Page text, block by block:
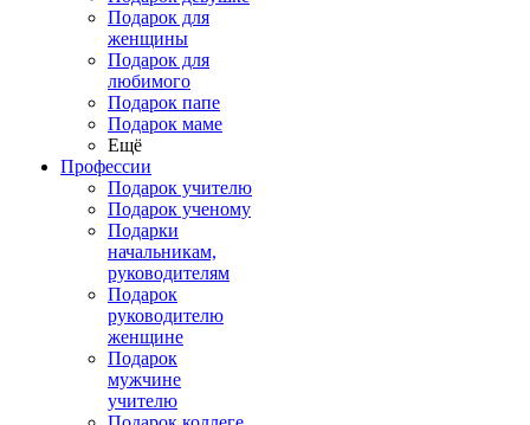
Подарок для
женщины
Подарок для
любимого
Подарок папе
Подарок маме
Ещё
Профессии
Подарок учителю
Подарок ученому
Подарки
начальникам,
руководителям
Подарок
руководителю
женщине
Подарок
мужчине
учителю